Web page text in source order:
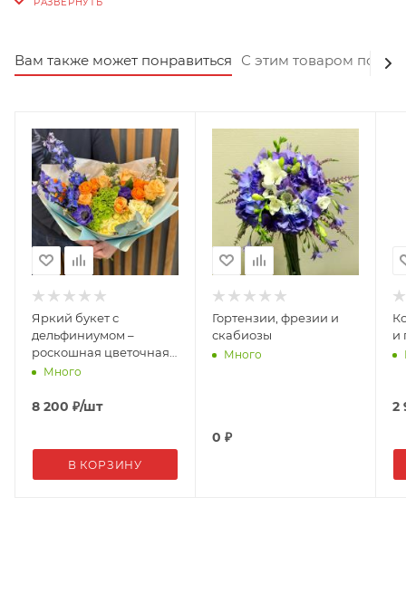
Вам также может понравиться С этим товаром
Яркий букет с
дельфиниумом –
роскошная цветочная
композиция
Много
8 200 ₽/шт
В КОРЗИНУ
Гортензии, фрезии и
скабиозы
Много
0 ₽
и
2